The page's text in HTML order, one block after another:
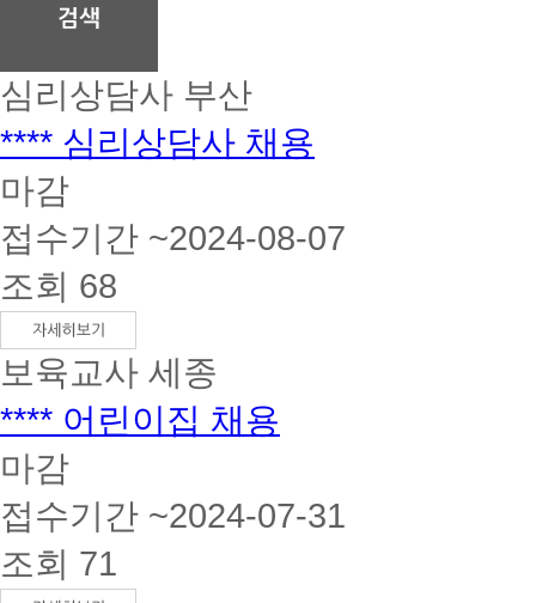
심리상담사 부산
**** 심리상담사 채용
마감
접수기간 ~2024-08-07
조회 68
보육교사 세종
**** 어린이집 채용
마감
접수기간 ~2024-07-31
조회 71